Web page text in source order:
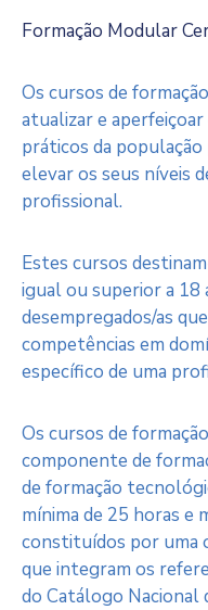
Formação Modular
Os cursos de
atualizar e
práticos da
elevar os seus níveis
profissional.
Estes cursos
igual ou superior a 18
desempregados/as
competências em
específico de uma
Os cursos de
componente de
de formação
mínima de 25 horas e
constituídos por uma
que integram os
do Catálogo Nacional